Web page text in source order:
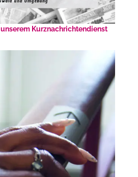
Kurznachrichtendienst